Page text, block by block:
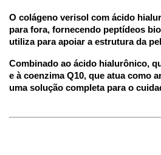
O colágeno verisol com ácido
para fora, fornecendo peptídeos
utiliza para apoiar a estrutura da
Combinado ao ácido hialurônico,
e à coenzima Q10, que atua como
uma solução completa para o